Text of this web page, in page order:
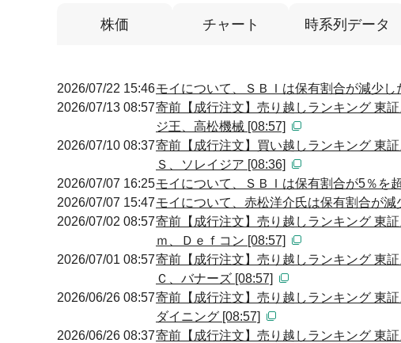
株価 チャート 時系列データ
2026/07/22 15:46モイについて、ＳＢＩは保有割合が減少し
2026/07/13 08:57寄前【成行注文】売り越しランキング 東
ジ王、高松機械 [08:57]
2026/07/10 08:37寄前【成行注文】買い越しランキング 東
Ｓ、ソレイジア [08:36]
2026/07/07 16:25モイについて、ＳＢＩは保有割合が5％を
2026/07/07 15:47モイについて、赤松洋介氏は保有割合が
2026/07/02 08:57寄前【成行注文】売り越しランキング 東
ｍ、Ｄｅｆコン [08:57]
2026/07/01 08:57寄前【成行注文】売り越しランキング 東
Ｃ、バナーズ [08:57]
2026/06/26 08:57寄前【成行注文】売り越しランキング 東
ダイニング [08:57]
2026/06/26 08:37寄前【成行注文】売り越しランキング 東